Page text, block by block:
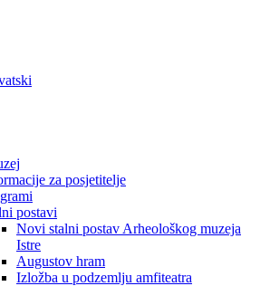
za posjetitelje
postavi
Novi stalni postav Arheološkog muzeja
Istre
Augustov hram
Izložba u podzemlju amfiteatra